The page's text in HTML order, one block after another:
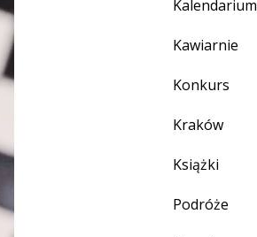
Kalendarium
Kawiarnie
Konkurs
Kraków
Książki
Podróże